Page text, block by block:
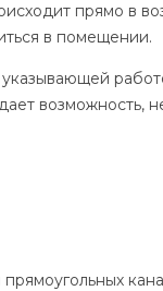
прямо в
в помещении.
возможность,